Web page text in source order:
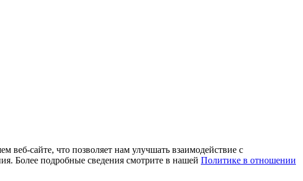
сайте, что позволяет нам улучшать взаимодействие с
Более подробные сведения смотрите в нашей Политике в отношении